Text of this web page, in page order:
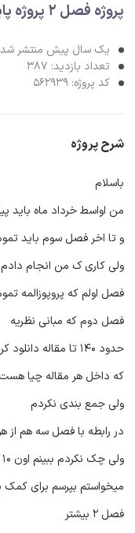
پروژه فصل 2 پروژه پایانی رشته معماری (8658)
یک سال پیش منتشر
تعداد بازدید: 387
کد پروژه: 562939
شرح پروژه
باسلام
من اواسط خرداد ماه باید
و تا اخر فصل سوم باید
ولی کاری ک من انجام دادم
فصل اولم که پروپوزالمه
فصل دوم که مبانی نظریه
حدود ۱۴۰ تا مقاله دانلود کردم و بررسی اجمالی کردم
که داخل هر مقاله چیا هست
ولی جمع بندی نکردم
در رابطه با فصل سه هم
ولی چک نکردم ببینم اون ۱۰ مورد واقعی هست یا نه
میخواستم بپرسم برای
فصل ۲ بیشتر